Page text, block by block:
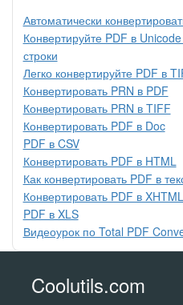
Автоматически
Конвертируйте PDF в
строки
Легко конвертируйте PDF в
Конвертировать PRN в PDF
Конвертировать PRN в TIFF
Конвертировать PDF в Doc
PDF в CSV
Конвертировать PDF в HTML
Как конвертировать PDF в
Конвертировать PDF в XHTML
PDF в XLS
Видеоурок по Total PDF
Coolutils.com